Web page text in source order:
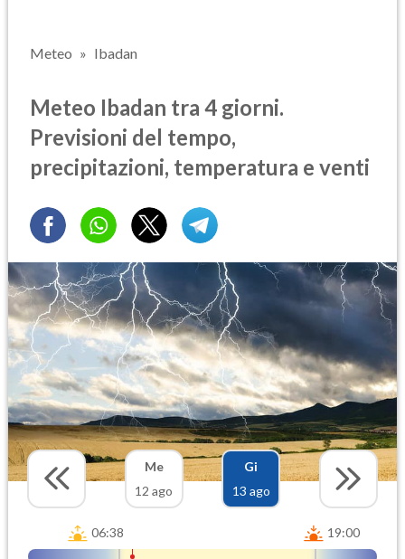
Meteo Ibadan
Meteo Ibadan tra 4 giorni.
Previsioni del tempo,
precipitazioni, temperatura e venti
Me
12 ago
Gi
13 ago
06:38 19:00